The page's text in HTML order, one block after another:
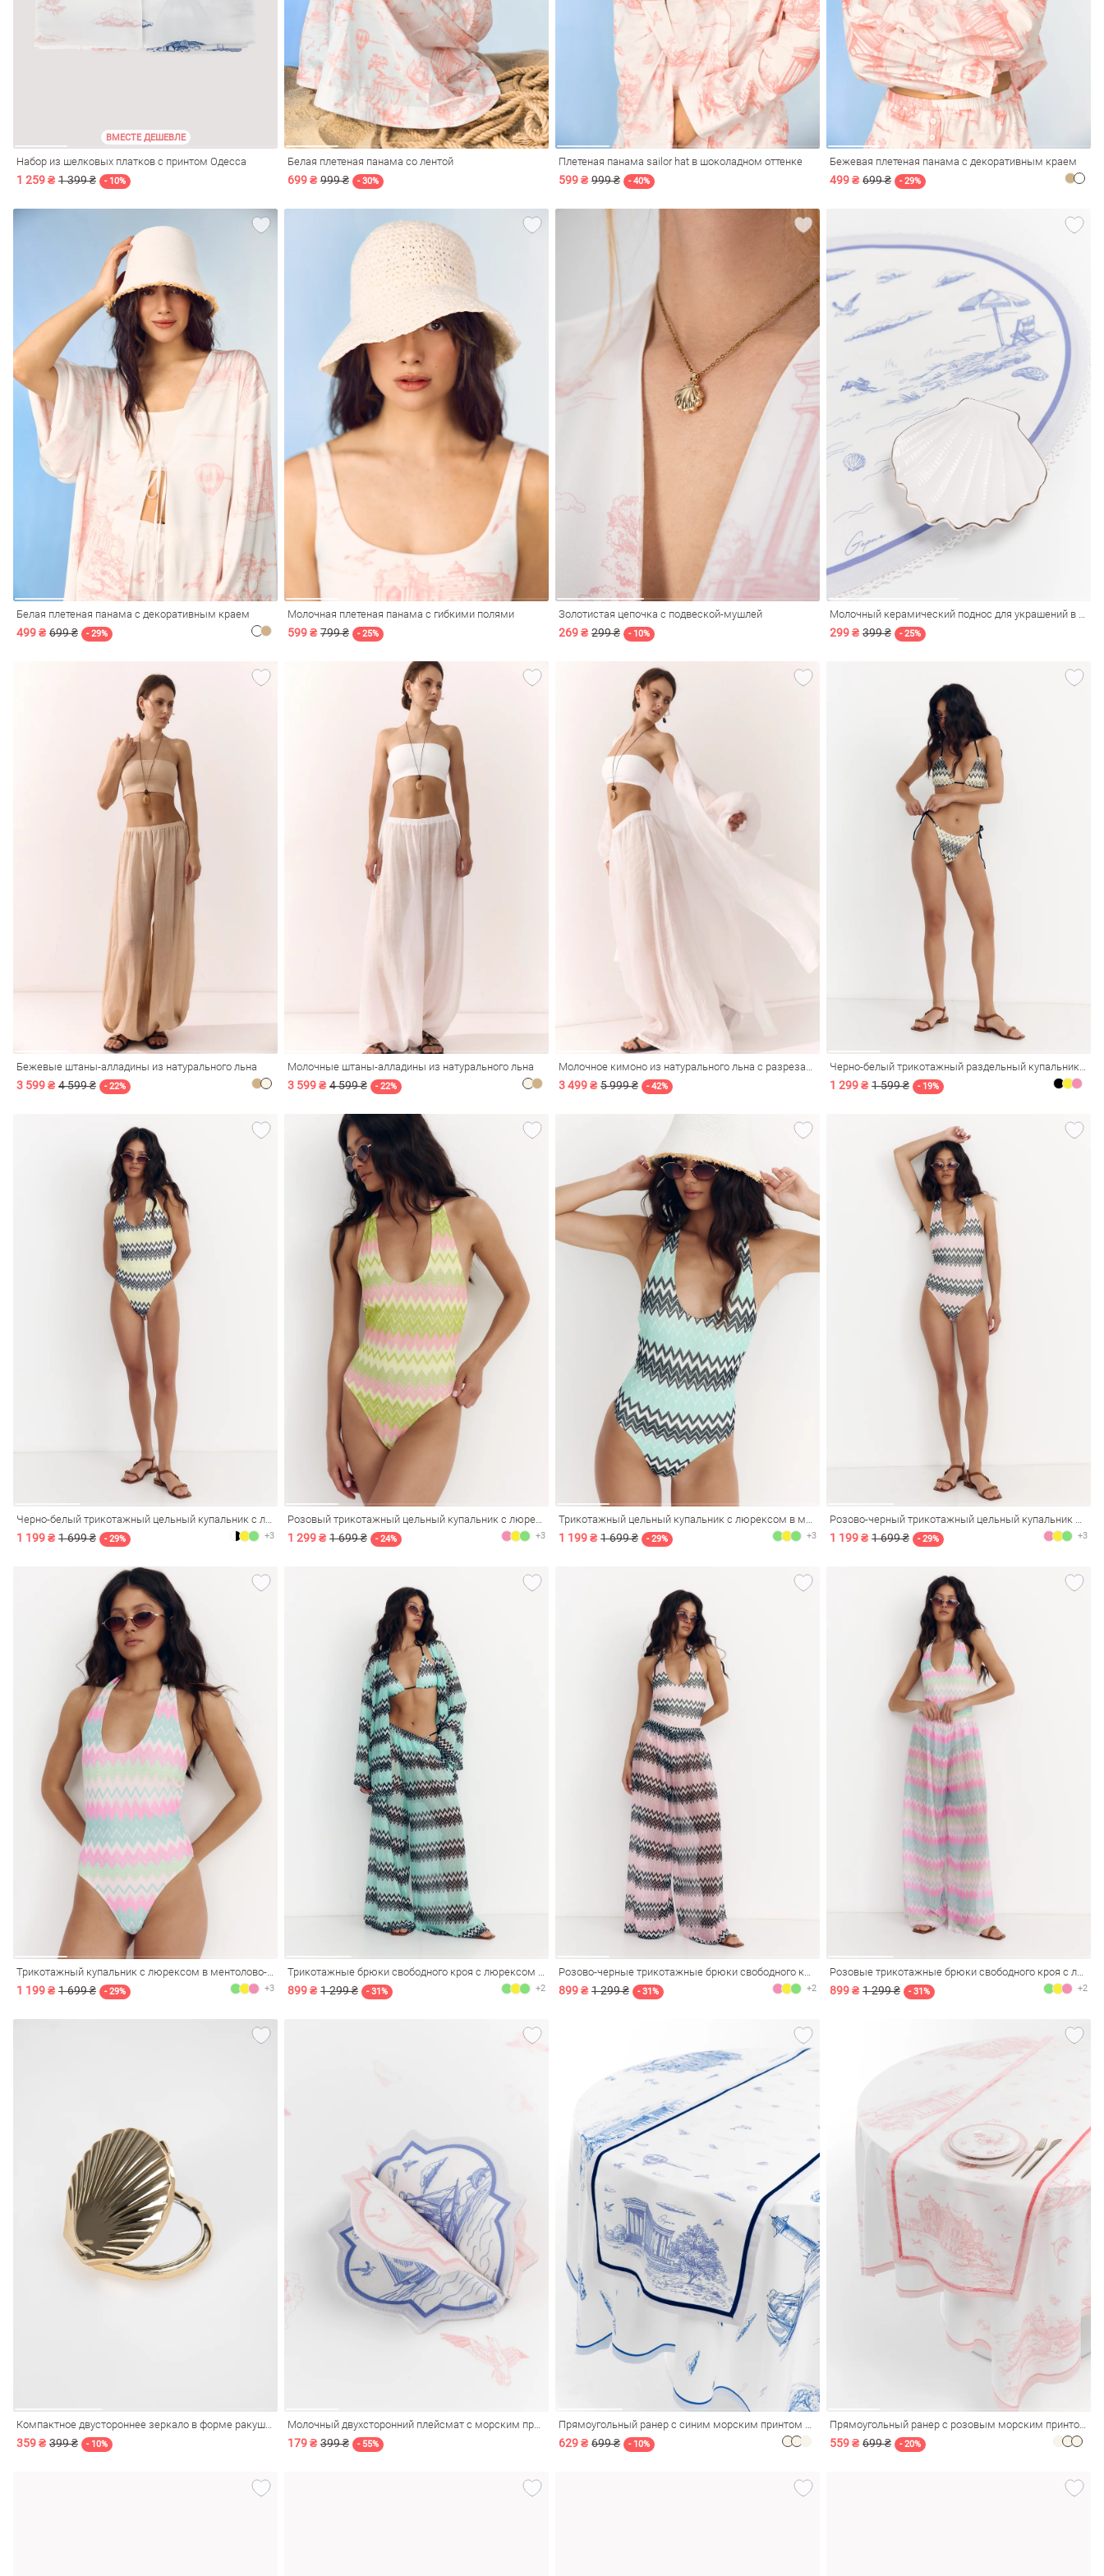
СарафаныНа
Кожаные
ОчкиКосметикаПлатки
ВМЕСТЕ ДЕШЕВЛЕ
Набор из шелковых платков с принтом Одесса
1 259 ₴ 1 399 ₴ - 10%
Белая плетеная панама со лентой
699 ₴ 999 ₴ - 30%
Плетеная панама sailor hat в шоколадном оттенке
599 ₴ 999 ₴ - 40%
Бежевая плетеная панама с декоративным краем
499 ₴ 699 ₴ - 29%
Белая плетеная панама с декоративным краем
499 ₴ 699 ₴ - 29%
Молочная плетеная панама с гибкими полями
599 ₴ 799 ₴ - 25%
Золотистая цепочка с подвеской-мушлей
269 ₴ 299 ₴ - 10%
Молочный керамический поднос для украшений в форме ракушки
299 ₴ 399 ₴ - 25%
Бежевые штаны-алладины из натурального льна
3 599 ₴ 4 599 ₴ - 22%
Молочные штаны-алладины из натурального льна
3 599 ₴ 4 599 ₴ - 22%
Молочное кимоно из натурального льна с разрезами
3 499 ₴ 5 999 ₴ - 42%
Черно-белый трикотажный раздельный купальник с люрексом
1 299 ₴ 1 599 ₴ - 19%
Черно-белый трикотажный цельный купальник с люрексом
1 199 ₴ 1 699 ₴ - 29% +3
Розовый трикотажный цельный купальник с люрексом
1 299 ₴ 1 699 ₴ - 24% +3
Трикотажный цельный купальник с люрексом в ментоловом оттенке
1 199 ₴ 1 699 ₴ - 29% +3
Розово-черный трикотажный цельный купальник с люрексом
1 199 ₴ 1 699 ₴ - 29% +3
Трикотажный купальник с люрексом в ментолово-розовом оттенке
1 199 ₴ 1 699 ₴ - 29% +3
Трикотажные брюки свободного кроя с люрексом в ментоловом оттенке
899 ₴ 1 299 ₴ - 31% +2
Розово-черные трикотажные брюки свободного кроя с люрексом
899 ₴ 1 299 ₴ - 31% +2
Розовые трикотажные брюки свободного кроя с люрексом
899 ₴ 1 299 ₴ - 31% +2
Компактное двустороннее зеркало в форме ракушки
359 ₴ 399 ₴ - 10%
Молочный двухсторонний плейсмат с морским принтом 15х15 см
179 ₴ 399 ₴ - 55%
Прямоугольный ранер с синим морским принтом 150х40 см
629 ₴ 699 ₴ - 10%
Прямоугольный ранер с розовым морским принтом 150х40 см
559 ₴ 699 ₴ - 20%